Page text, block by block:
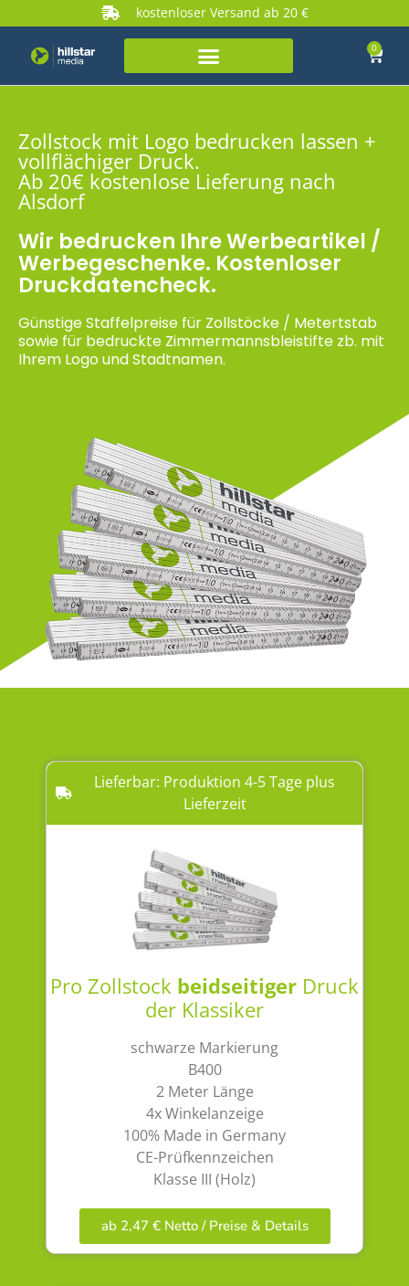
kostenloser Versand ab 20 €
0
Zollstock mit Logo bedrucken lassen +
vollflächiger Druck.
Ab 20€ kostenlose Lieferung nach
Alsdorf
Wir bedrucken Ihre Werbeartikel /
Werbegeschenke. Kostenloser
Druckdatencheck.
Günstige Staffelpreise für Zollstöcke / Metertstab
sowie für bedruckte Zimmermannsbleistifte zb. mit
Ihrem Logo und Stadtnamen.
Lieferbar: Produktion 4-5 Tage plus
Lieferzeit
Pro Zollstock beidseitiger Druck
der Klassiker
schwarze Markierung
B400
2 Meter Länge
4x Winkelanzeige
100% Made in Germany
CE-Prüfkennzeichen
Klasse III (Holz)
ab 2,47 € Netto / Preise & Details